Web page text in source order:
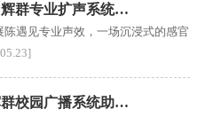
辉群专业扩声系统…
遇见专业声效，一场沉浸式的感官
群校园广播系统助…